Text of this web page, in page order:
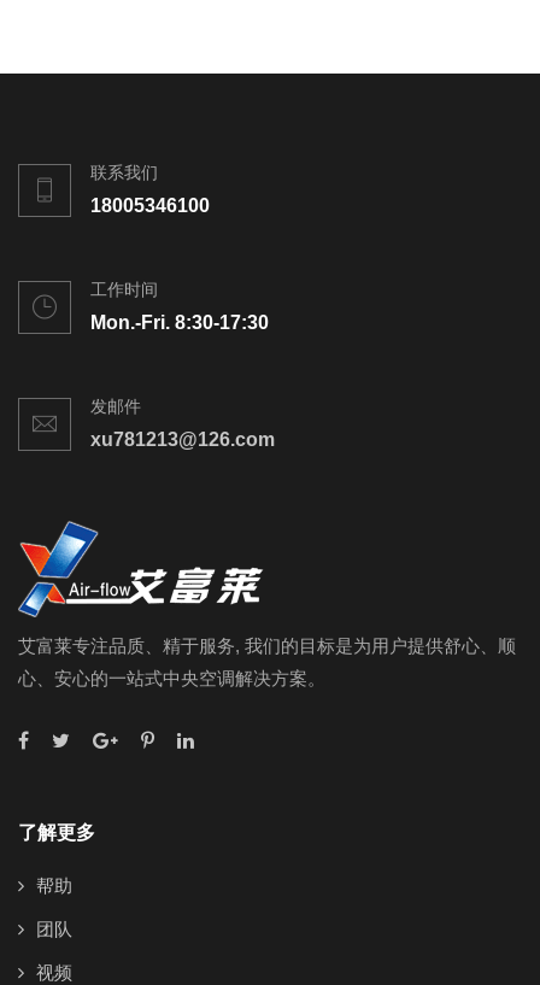
联系我们
18005346100
工作时间
Mon.-Fri. 8:30-17:30
发邮件
xu781213@126.com
艾富莱专注品质、精于服务, 我们的目标是为用户提供舒心、顺
心、安心的一站式中央空调解决方案。
了解更多
帮助
团队
视频